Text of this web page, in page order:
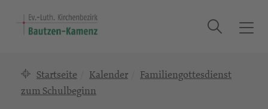
T
Suche
Startseite Kalender
Familiengottesdienst
zum Schulbeginn